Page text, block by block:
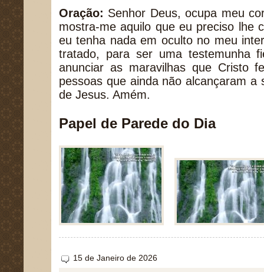
Oração: Senhor Deus, ocupa meu
mostra-me aquilo que eu preciso lhe
eu tenha nada em oculto no meu
tratado, para ser uma testemunha
anunciar as maravilhas que Cristo
pessoas que ainda não alcançaram a
de Jesus. Amém.
Papel de Parede do Dia
15 de Janeiro de 2026